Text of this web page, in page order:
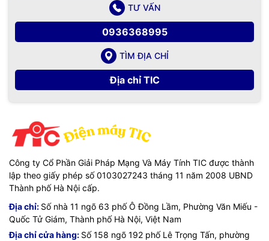
TƯ VẤN
0936368995
TÌM ĐỊA CHỈ
Địa chỉ TIC
Công ty Cổ Phần Giải Pháp Mạng Và Máy Tính TIC được thành
lập theo giấy phép số 0103027243 tháng 11 năm 2008 UBND
Thành phố Hà Nội cấp.
Địa chỉ: Số nhà 11 ngõ 63 phố Ô Đồng Lầm, Phường Văn Miếu -
Quốc Tử Giám, Thành phố Hà Nội, Việt Nam
Địa chỉ cửa hàng: Số 158 ngõ 192 phố Lê Trọng Tấn, phường